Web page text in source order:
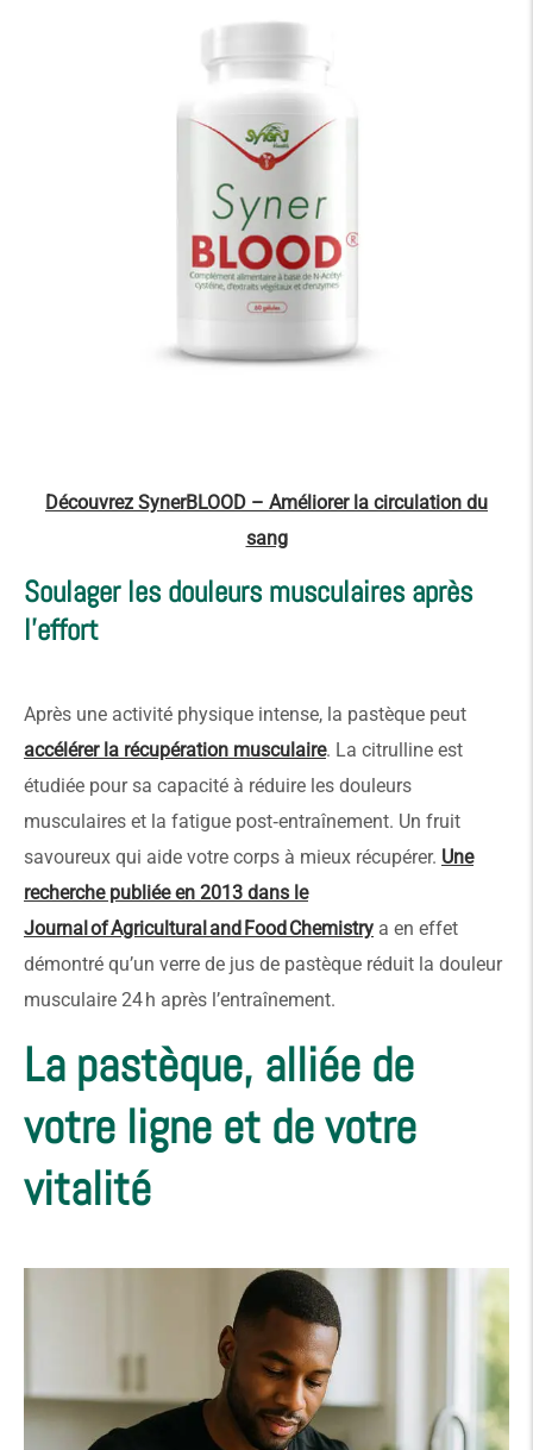
Découvrez SynerBLOOD – Améliorer la circulation du
sang
Soulager les douleurs musculaires après
l’effort
Après une activité physique intense, la pastèque peut
accélérer la récupération musculaire. La citrulline est
étudiée pour sa capacité à réduire les douleurs
musculaires et la fatigue post‑entraînement. Un fruit
savoureux qui aide votre corps à mieux récupérer. Une
recherche publiée en 2013 dans le
Journal of Agricultural and Food Chemistry a en effet
démontré qu’un verre de jus de pastèque réduit la douleur
musculaire 24 h après l’entraînement.
La pastèque, alliée de
votre ligne et de votre
vitalité